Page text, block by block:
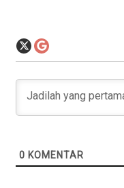
0 KOMENTAR